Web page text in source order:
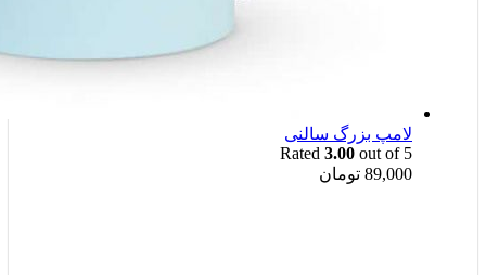
لامپ بزرگ سالنی
Rated 3.00 out of 5
89,000 تومان